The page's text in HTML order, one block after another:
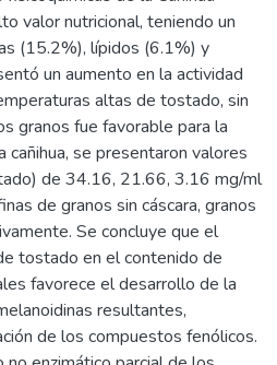
valor nutricional, teniendo un
(15.2%), lípidos (6.1%) y
un aumento en la actividad
altas de tostado, sin
granos fue favorable para la
se presentaron valores
de 34.16, 21.66, 3.16 mg/ml
de granos sin cáscara, granos
Se concluye que el
tostado en el contenido de
favorece el desarrollo de la
resultantes,
de los compuestos fenólicos.